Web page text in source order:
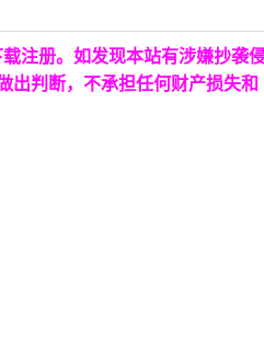
注册。如发现本站有涉嫌抄袭
出判断，不承担任何财产损失和